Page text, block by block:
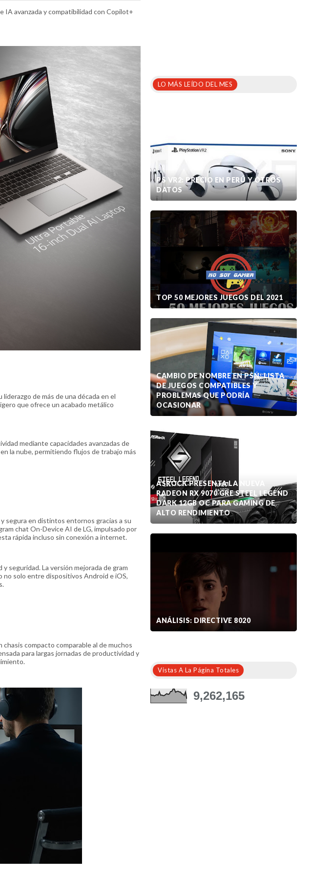
avanzada y compatibilidad con Copilot+
de más de una década en el
que ofrece un acabado metálico
mediante capacidades avanzadas de
la nube, permitiendo flujos de trabajo más
segura en distintos entornos gracias a su
chat On-Device AI de LG, impulsado por
rápida incluso sin conexión a internet.
seguridad. La versión mejorada de gram
no solo entre dispositivos Android e iOS,
compacto comparable al de muchos
para largas jornadas de productividad y
LO MÁS LEÍDO DEL MES
PS VR2: PRECIO EN PERÚ Y OTROS
DATOS
TOP 50 MEJORES JUEGOS DEL 2021
CAMBIO DE NOMBRE EN PSN: LISTA
DE JUEGOS COMPATIBLES Y
PROBLEMAS QUE PODRÍA
OCASIONAR
ASROCK PRESENTA LA NUEVA
RADEON RX 9070 GRE STEEL LEGEND
DARK 12GB OC PARA GAMING DE
ALTO RENDIMIENTO
ANÁLISIS: DIRECTIVE 8020
Vistas A La Página Totales
9,262,165